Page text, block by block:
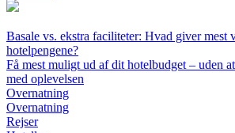
Basale vs. ekstra faciliteter: Hvad giver mest
hotelpengene?
Få mest muligt ud af dit hotelbudget – uden
med oplevelsen
Overnatning
Overnatning
Rejser